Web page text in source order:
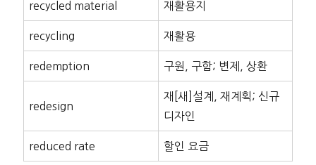
recycled material 재활용지
recycling 재활용
redemption 구원, 구함; 변제, 상환
redesign
재[새]설계, 재계획; 신규
디자인
reduced rate 할인 요금